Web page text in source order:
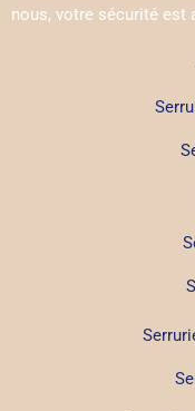
nous, votre sécurité est